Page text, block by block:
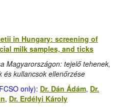
in Hungary: screening of
milk samples, and ticks
Magyarországon: tejelő tehenek,
és kullancsok ellenőrzése
only): Dr. Dán Ádám, Dr.
, Dr. Erdélyi Károly